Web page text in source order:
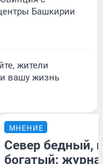
Башкирии
жители
вашу жизнь
МНЕНИЕ
Север бедный,
богатый: